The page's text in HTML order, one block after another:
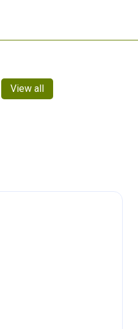
View all